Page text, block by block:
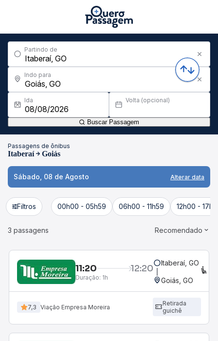
Partindo de
Indo para
Ida Volta (opcional)
Buscar Passagem
Passagens de ônibus
Itaberaí Goiás
Sábado, 08 de Agosto Alterar data
Filtros 00h00 - 05h59 06h00 - 11h59 12h00 -
3 passagens Recomendado
11:20 12:20
Duração: 1h
Itaberaí, GO
Goiás, GO
7,3 Viação Empresa Moreira
Retirada
guichê